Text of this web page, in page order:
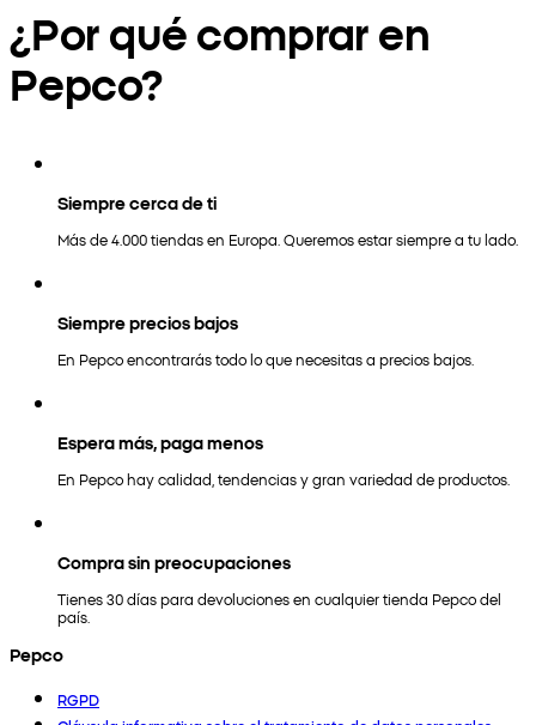
¿Por qué comprar en
Pepco?
Siempre cerca de ti
Más de 4.000 tiendas en Europa. Queremos estar siempre a tu lado.
Siempre precios bajos
En Pepco encontrarás todo lo que necesitas a precios bajos.
Espera más, paga menos
En Pepco hay calidad, tendencias y gran variedad de productos.
Compra sin preocupaciones
Tienes 30 días para devoluciones en cualquier tienda Pepco del
país.
Pepco
RGPD